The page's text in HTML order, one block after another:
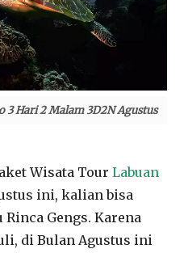
3 Hari 2 Malam 3D2N Agustus
Wisata TourLabuan
ini, kalian bisa
Gengs. Karena
di Bulan Agustus ini